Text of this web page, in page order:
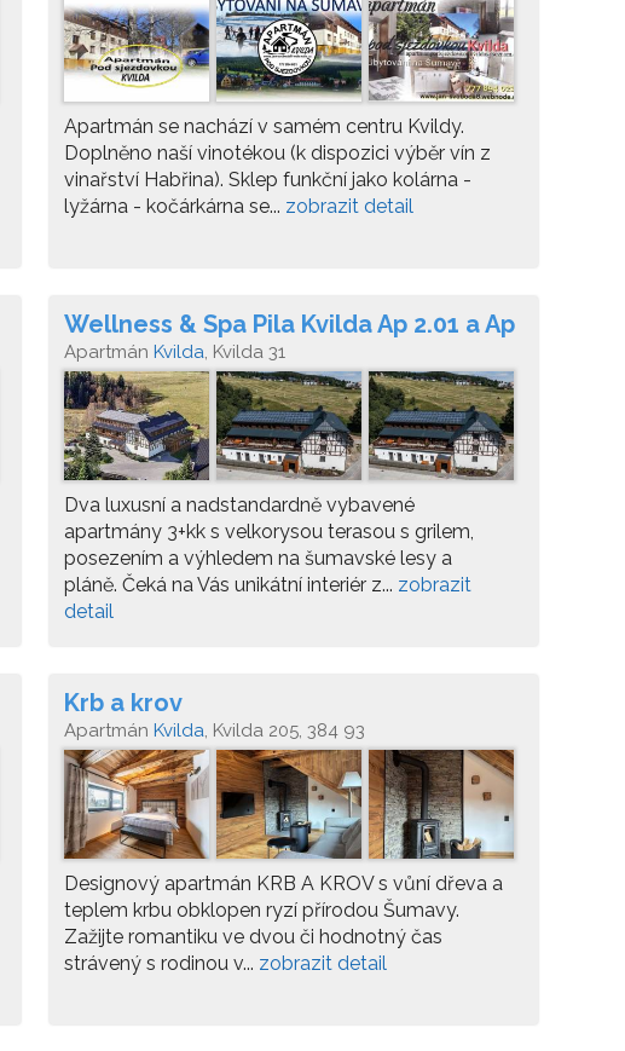
Apartmán se nachází v samém centru Kvildy.
Doplněno naší vinotékou (k dispozici výběr vín z
vinařství Habřina). Sklep funkční jako kolárna -
lyžárna - kočárkárna se... zobrazit detail
Wellness & Spa Pila Kvilda Ap 2.01 a Ap
3.07
Apartmán Kvilda, Kvilda 31
Dva luxusní a nadstandardně vybavené
apartmány 3+kk s velkorysou terasou s grilem,
posezením a výhledem na šumavské lesy a
pláně. Čeká na Vás unikátní interiér z... zobrazit
detail
Krb a krov
Apartmán Kvilda, Kvilda 205, 384 93
Designový apartmán KRB A KROV s vůní dřeva a
teplem krbu obklopen ryzí přírodou Šumavy.
Zažijte romantiku ve dvou či hodnotný čas
strávený s rodinou v... zobrazit detail